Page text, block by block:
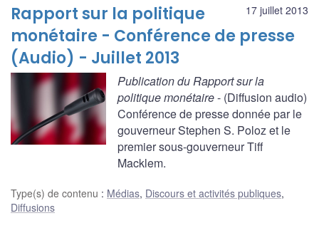
17 juillet 2013
Rapport sur la politique
monétaire - Conférence de presse
(Audio) - Juillet 2013
Publication du Rapport sur la
politique monétaire- (Diffusion audio)
Conférence de presse donnée par le
gouverneur Stephen S. Poloz et le
premier sous-gouverneur Tiff
Macklem.
Type(s) de contenu : Médias, Discours et activités publiques,
Diffusions